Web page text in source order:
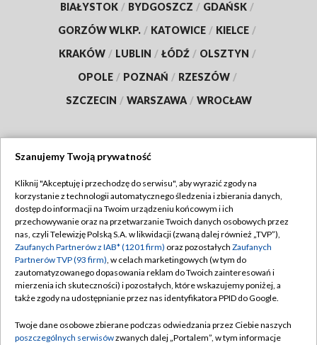
BIAŁYSTOK / BYDGOSZCZ / GDAŃSK /
GORZÓW WLKP. / KATOWICE / KIELCE /
KRAKÓW / LUBLIN / ŁÓDŹ / OLSZTYN /
OPOLE / POZNAŃ / RZESZÓW /
SZCZECIN / WARSZAWA / WROCŁAW
TVP
Abonament TVP
Emisja w TVP
Centrum informacji TVP
Naziemna Telewizja Cyfrowa
Rada Programowa
Regulamin TVP
Polityka prywatności
Moje zgody
Pomoc
Kontakt
Szanujemy Twoją prywatność
Kliknij "Akceptuję i przechodzę do serwisu", aby wyrazić zgody na
korzystanie z technologii automatycznego śledzenia i zbierania danych,
dostęp do informacji na Twoim urządzeniu końcowym i ich
przechowywanie oraz na przetwarzanie Twoich danych osobowych przez
nas, czyli Telewizję Polską S.A. w likwidacji (zwaną dalej również „TVP”),
Zaufanych Partnerów z IAB* (1201 firm) oraz pozostałych Zaufanych
Partnerów TVP (93 firm), w celach marketingowych (w tym do
zautomatyzowanego dopasowania reklam do Twoich zainteresowań i
mierzenia ich skuteczności) i pozostałych, które wskazujemy poniżej, a
także zgody na udostępnianie przez nas identyfikatora PPID do Google.
Twoje dane osobowe zbierane podczas odwiedzania przez Ciebie naszych
poszczególnych serwisówzwanych dalej „Portalem”, w tym informacje